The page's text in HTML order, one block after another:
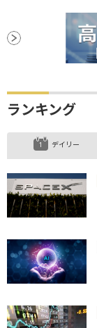
ランキング
デイリー